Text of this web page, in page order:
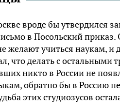
вроде бы утвердился
в Посольский приказ.
желают учиться наукам,
что делать с остальными
никто в России не
обратно бы в Россию
этих студиозусов